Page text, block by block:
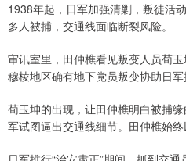
1938年起，日军加强清剿，叛徒活
多人被捕，交通线面临断裂风险。
审讯室里，田仲樵看见叛变人员荀
穆棱地区确有地下党员叛变协助日军
荀玉坤的出现，让田仲樵明白被捕
军试图逼出交通线细节。田仲樵始终